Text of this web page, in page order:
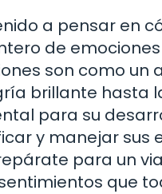
a pensar en
de
son como
brillante hasta
para su
y manejar sus
para un
que